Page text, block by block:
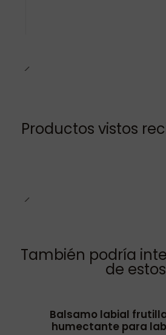
Productos vistos
También podría
de estos
Balsamo labial
humectante para